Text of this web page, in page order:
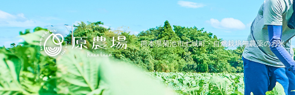
原農場
熊本県菊池市七城町・自然栽培無農薬のお米